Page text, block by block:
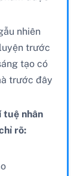
nhiên
trước
tạo có
trước đây
nhân
rõ: